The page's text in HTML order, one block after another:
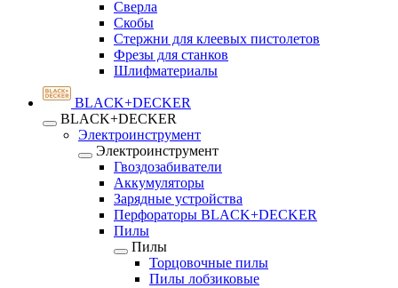
Сверла
Скобы
Стержни для клеевых пистолетов
Фрезы для станков
Шлифматериалы
BLACK+DECKER
BLACK+DECKER
Электроинструмент
Электроинструмент
Гвоздозабиватели
Аккумуляторы
Зарядные устройства
Перфораторы BLACK+DECKER
Пилы
Пилы
Торцовочные пилы
Пилы лобзиковые